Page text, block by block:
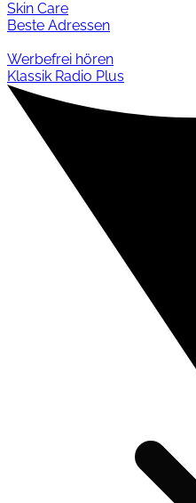
Skin Care
Beste Adressen
Werbefrei hören
Klassik Radio Plus